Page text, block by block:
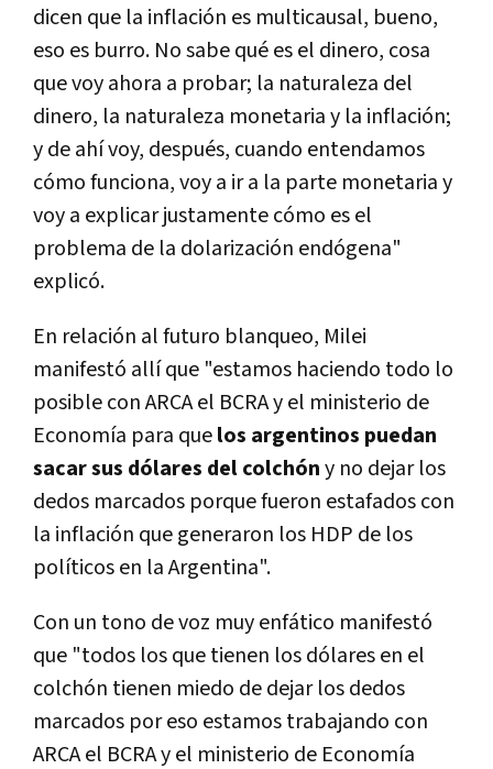
dicen que la inflación es multicausal, bueno,
eso es burro. No sabe qué es el dinero, cosa
que voy ahora a probar; la naturaleza del
dinero, la naturaleza monetaria y la inflación;
y de ahí voy, después, cuando entendamos
cómo funciona, voy a ir a la parte monetaria y
voy a explicar justamente cómo es el
problema de la dolarización endógena"
explicó.
En relación al futuro blanqueo, Milei
manifestó allí que "estamos haciendo todo lo
posible con ARCA el BCRA y el ministerio de
Economía para quelos argentinos puedan
sacar sus dólares del colchóny no dejar los
dedos marcados porque fueron estafados con
la inflación que generaron los HDP de los
políticos en la Argentina".
Con un tono de voz muy enfático manifestó
que "todos los que tienen los dólares en el
colchón tienen miedo de dejar los dedos
marcados por eso estamos trabajando con
ARCA el BCRA y el ministerio de Economía